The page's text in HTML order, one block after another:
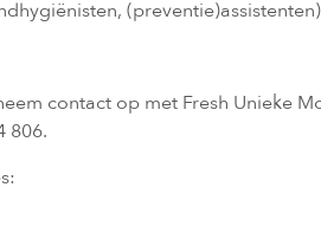
contact op met Fresh Unieke
806.